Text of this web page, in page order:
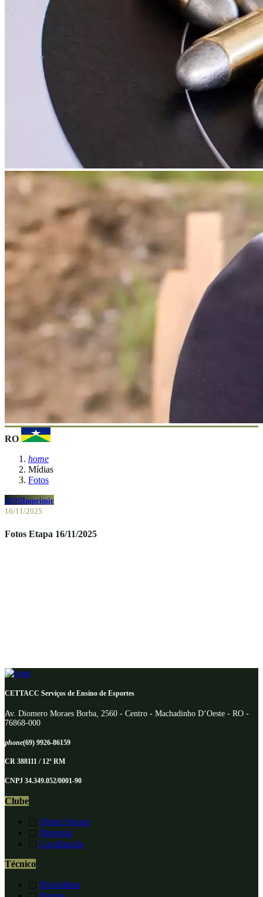
RO
home
Mídias
Fotos
printImprimir
16/11/2025
Fotos Etapa 16/11/2025
CETTACC Serviços de Ensino de Esportes
Av. Diomero Moraes Borba, 2560 - Centro - Machadinho D‘Oeste - RO -
76868-000
phone(69) 9926-86159
CR 388111 / 12ª RM
CNPJ 34.349.052/0001-90
Clube
▢ Quem Somos
▢ Diretoria
▢ Localização
Técnico
▢ Disciplinas